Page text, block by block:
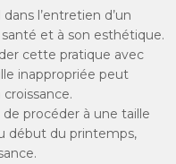
l’entretien d’un
et à son esthétique.
cette pratique avec
inappropriée peut
procéder à une taille
début du printemps,